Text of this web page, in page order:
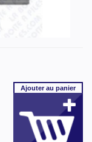
Ajouterau panier